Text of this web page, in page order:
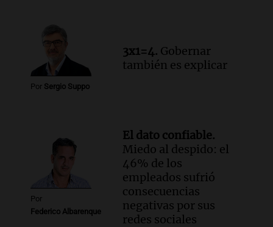
Por Sergio Suppo
3x1=4. Gobernar
también es explicar
Por
Federico Albarenque
El dato confiable.
Miedo al despido: el
46% de los
empleados sufrió
consecuencias
negativas por sus
redes sociales